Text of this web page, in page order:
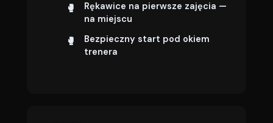
Rękawice na pierwsze zajęcia —
na miejscu
Bezpieczny start pod okiem
trenera